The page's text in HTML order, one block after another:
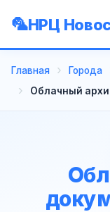
НРЦ
Главная Города
Облачный